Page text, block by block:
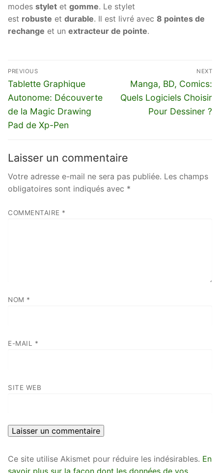
modes stylet et gomme. Le stylet
est robuste et durable. Il est livré avec 8 pointes de
rechange et un extracteur de pointe.
Navigation
de
l’article
PREVIOUS
Previous
post:
Tablette Graphique
Autonome: Découverte
de la Magic Drawing
Pad de Xp-Pen
NEXT
Next
post:
Manga, BD, Comics:
Quels Logiciels Choisir
Pour Dessiner ?
Laisser un commentaire
Votre adresse e-mail ne sera pas publiée. Les champs
obligatoires sont indiqués avec *
COMMENTAIRE *
NOM *
E-MAIL *
SITE WEB
Ce site utilise Akismet pour réduire les indésirables. En
savoir plus sur la façon dont les données de vos